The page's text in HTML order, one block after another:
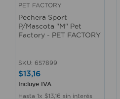
PET FACTORY
Pechera Sport
P/Mascota "M" Pet
Factory - PET FACTORY
SKU: 657899
$13,16
Incluye IVA
Hasta 1x $1316 sin interés